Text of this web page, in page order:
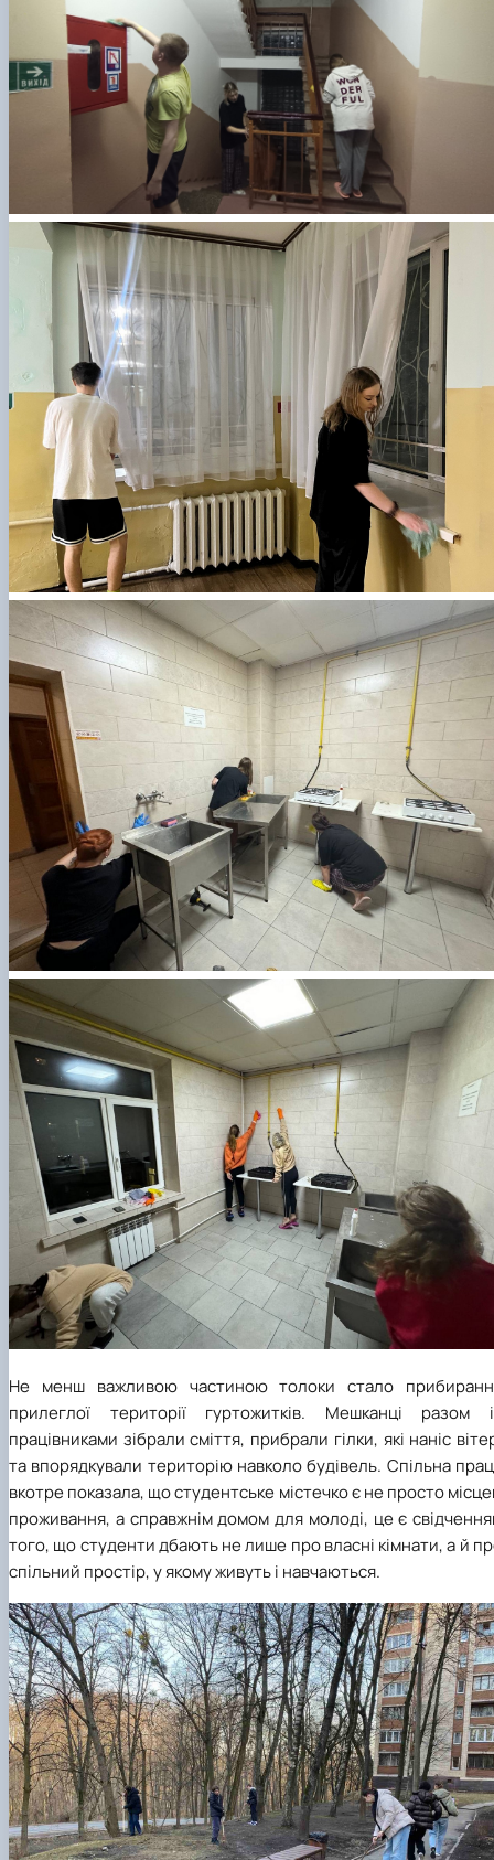
Не менш важливою частиною толоки стало
прилеглої території гуртожитків. Мешканці разом
працівниками зібрали сміття, прибрали гілки, які наніс
та впорядкували територію навколо будівель. Спільна
вкотре показала, що студентське містечко є не просто
проживання, а справжнім домом для молоді, це є
того, що студенти дбають не лише про власні кімнати, а й
спільний простір, у якому живуть і навчаються.